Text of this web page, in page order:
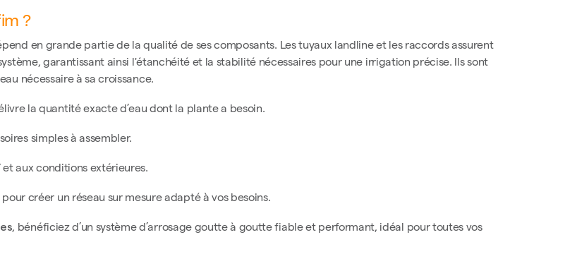
?
en grande partie de la qualité de ses composants. Les tuyaux landline et les raccords assurent
garantissant ainsi l'étanchéité et la stabilité nécessaires pour une irrigation précise. Ils sont
nécessaire à sa croissance.
la quantité exacte d’eau dont la plante a besoin.
simples à assembler.
et aux conditions extérieures.
créer un réseau sur mesure adapté à vos besoins.
, bénéficiez d’un système d’arrosage goutte à goutte fiable et performant, idéal pour toutes vos